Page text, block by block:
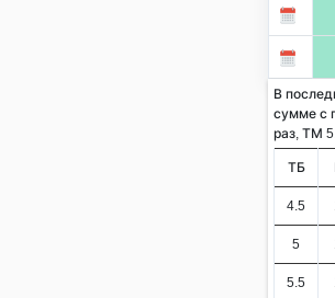
В
сумме с
раз, ТМ
ТБ
4.5
5
5.5